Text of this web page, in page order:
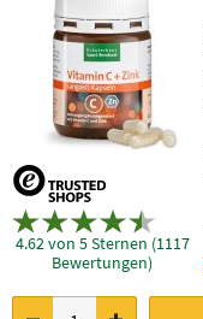
4.62 von 5 Sternen (1117
Bewertungen)